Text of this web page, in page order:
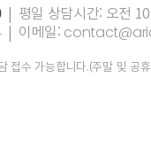
| 평일 상담시간: 오전 10
| 이메일:
접수 가능합니다.(주말 및 공